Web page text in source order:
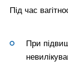
Під час
При